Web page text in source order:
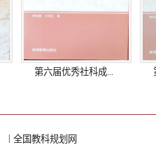
第六届优秀社科成...
全国教科规划网